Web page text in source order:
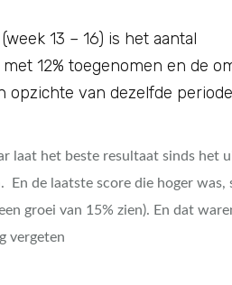
13 – 16) is het aantal
12% toegenomen en de
opzichte van dezelfde
laat het beste resultaat sinds het
En de laatste score die hoger
groei van 15% zien). En dat
vergeten